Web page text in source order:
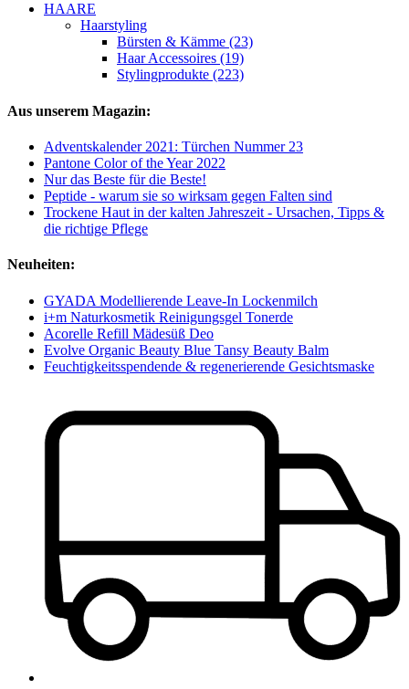
HAARE
Haarstyling
Bürsten & Kämme (23)
Haar Accessoires (19)
Stylingprodukte (223)
Aus unserem Magazin:
Adventskalender 2021: Türchen Nummer 23
Pantone Color of the Year 2022
Nur das Beste für die Beste!
Peptide - warum sie so wirksam gegen Falten sind
Trockene Haut in der kalten Jahreszeit - Ursachen, Tipps &
die richtige Pflege
Neuheiten:
GYADA Modellierende Leave-In Lockenmilch
i+m Naturkosmetik Reinigungsgel Tonerde
Acorelle Refill Mädesüß Deo
Evolve Organic Beauty Blue Tansy Beauty Balm
Feuchtigkeitsspendende & regenerierende Gesichtsmaske